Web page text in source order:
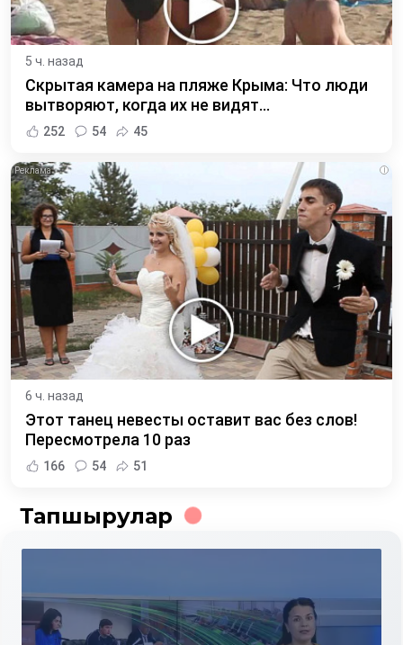
5 ч. назад
Скрытая камера на пляже Крыма: Что люди
вытворяют, когда их не видят...
252 54 45
i
6 ч. назад
Этот танец невесты оставит вас без слов!
Пересмотрела 10 раз
166 54 51
Тапшырулар